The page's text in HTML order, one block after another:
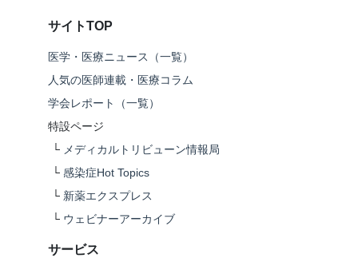
サイトTOP
医学・医療ニュース（一覧）
人気の医師連載・医療コラム
学会レポート（一覧）
特設ページ
└ メディカルトリビューン情報局
└ 感染症Hot Topics
└ 新薬エクスプレス
└ ウェビナーアーカイブ
サービス